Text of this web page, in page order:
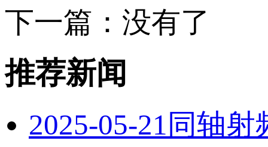
下一篇：没有了
推荐新闻
2025-05-21同轴射